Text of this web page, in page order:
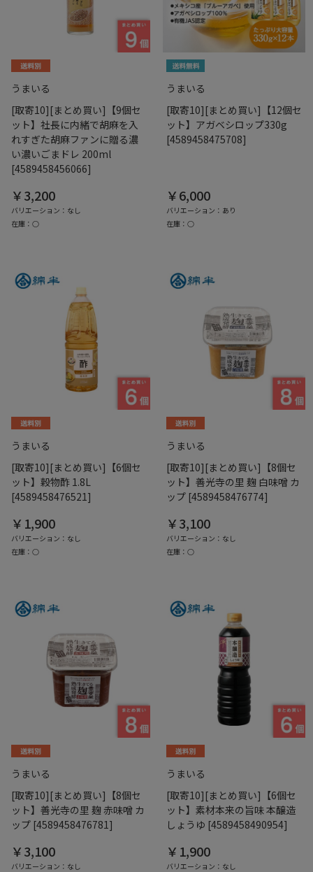
うまいる
[取寄10][まとめ買い]【9個セ
ット】社長に内緒で胡麻を入
れすぎた胡麻ファンに贈る濃
い濃いごまドレ 200ml
[4589458456066]
￥3,200
バリエーション：なし
在庫：○
うまいる
[取寄10][まとめ買い]【12個セ
ット】アガベシロップ330g
[4589458475708]
￥6,000
バリエーション：あり
在庫：○
うまいる
[取寄10][まとめ買い]【6個セ
ット】穀物酢 1.8L
[4589458476521]
￥1,900
バリエーション：なし
在庫：○
うまいる
[取寄10][まとめ買い]【8個セ
ット】善光寺の里 麹 白味噌 カ
ップ [4589458476774]
￥3,100
バリエーション：なし
在庫：○
うまいる
[取寄10][まとめ買い]【8個セ
ット】善光寺の里 麹 赤味噌 カ
ップ [4589458476781]
￥3,100
バリエーション：なし
うまいる
[取寄10][まとめ買い]【6個セ
ット】素材本来の旨味 本醸造
しょうゆ [4589458490954]
￥1,900
バリエーション：なし